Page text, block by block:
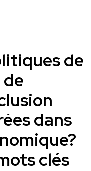
de
dans
clés